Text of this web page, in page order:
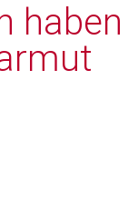
haben